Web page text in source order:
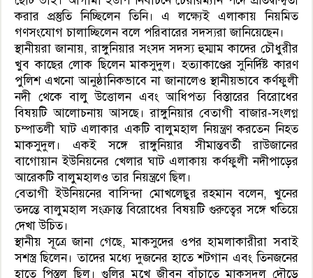
করার প্রস্তুতি নিচ্ছিলেন তিনি। এ লক্ষ্যেই এলাকায় নিয়মিত
গণসংযোগ চালাচ্ছিলেন বলে পরিবারের সদস্যরা জানিয়েছেন।
স্থানীয়রা জানায়, রাঙ্গুনিয়ার সংসদ সদস্য হুম্মাম কাদের চৌধুরীর
খুব কাছের লোক ছিলেন মাকসুদুল। হত্যাকাণ্ডের সুনির্দিষ্ট কারণ
পুলিশ এখনো আনুষ্ঠানিকভাবে না জানালেও স্থানীয়ভাবে কর্ণফুলী
নদী থেকে বালু উত্তোলন এবং আধিপত্য বিস্তারের বিরোধের
বিষয়টি আলোচনায় আসছে। রাঙ্গুনিয়ার বেতাগী বাজার-সংলগ্ন
চম্পাতলী ঘাট এলাকার একটি বালুমহাল নিয়ন্ত্রণ করতেন নিহত
মাকসুদুল। একই সঙ্গে রাঙ্গুনিয়ার সীমান্তবর্তী রাউজানের
বাগোয়ান ইউনিয়নের খেলার ঘাট এলাকায় কর্ণফুলী নদীপাড়ের
আরেকটি বালুমহালও তার নিয়ন্ত্রণে ছিল।
বেতাগী ইউনিয়নের বাসিন্দা মোখলেছুর রহমান বলেন, খুনের
তদন্তে বালুমহাল সংক্রান্ত বিরোধের বিষয়টি গুরুত্বের সঙ্গে খতিয়ে
দেখা উচিত।
স্থানীয় সূত্রে জানা গেছে, মাকসুদের ওপর হামলাকারীরা সবাই
সশস্ত্র ছিলেন। তাদের মধ্যে দুজনের হাতে শটগান এবং তিনজনের
হাতে পিস্তল ছিল। গুলির মুখে জীবন বাঁচাতে মাকসুদুল দৌড়ে